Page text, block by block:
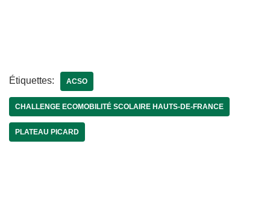
Étiquettes: ACSO
CHALLENGE ECOMOBILITÉ SCOLAIRE HAUTS-DE-FRANCE
PLATEAU PICARD